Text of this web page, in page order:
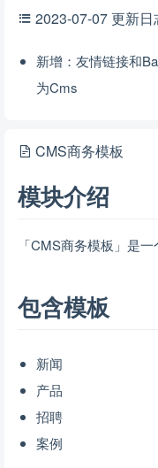
2023-07-07 更新日
新增：友情链接和
为Cms
CMS商务模板
模块介绍
「CMS商务模板」是
包含模板
新闻
产品
招聘
案例